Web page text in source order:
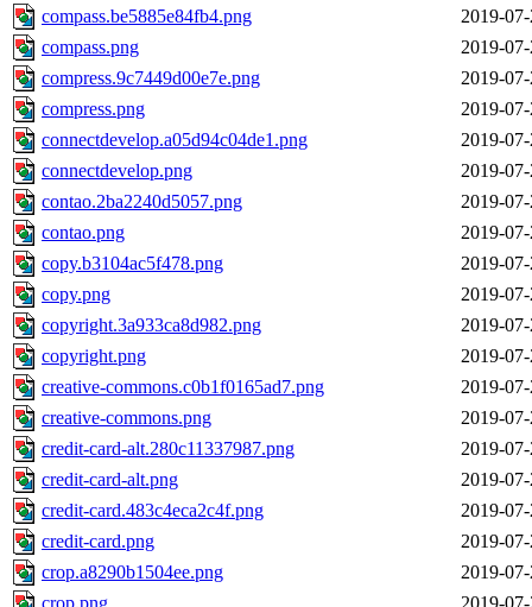
compass.be5885e84fb4.png
2019-
compass.png
2019-
compress.9c7449d00e7e.png
2019-
compress.png
2019-
connectdevelop.a05d94c04de1.png
2019-
connectdevelop.png
2019-
contao.2ba2240d5057.png
2019-
contao.png
2019-
copy.b3104ac5f478.png
2019-
copy.png
2019-
copyright.3a933ca8d982.png
2019-
copyright.png
2019-
creative-commons.c0b1f0165ad7.png
2019-
creative-commons.png
2019-
credit-card-alt.280c11337987.png
2019-
credit-card-alt.png
2019-
credit-card.483c4eca2c4f.png
2019-
credit-card.png
2019-
crop.a8290b1504ee.png
2019-